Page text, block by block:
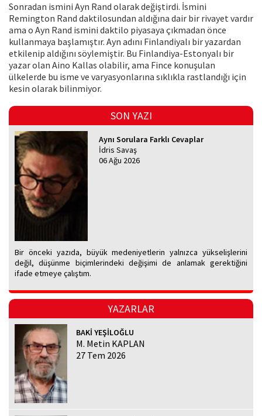
Sonradan ismini Ayn Rand olarak değiştirdi. İsmini
Remington Rand daktilosundan aldığına dair bir rivayet vardır
ama o Ayn Rand ismini daktilo piyasaya çıkmadan önce
kullanmaya başlamıştır. Ayn adını Finlandiyalı bir yazardan
etkilenip aldığını söylemiştir. Bu Finlandiya-Estonyalı bir
yazar olan Aino Kallas olabilir, ama Fince konuşulan
ülkelerde bu isme ve varyasyonlarına sıklıkla rastlandığı için
kesin olarak bilinmiyor.
SON YAZI
Aynı Sorulara Farklı Cevaplar
İdris Savaş
06 Ağu 2026
Bir önceki yazıda, büyük medeniyetlerin yalnızca yükselişlerini
değil, düşünme biçimlerindeki değişimi de anlamak gerektiğini
ifade etmeye çalıştım.
YAZARLAR
BAKİ YEŞİLOĞLU
M. Metin KAPLAN
27 Tem 2026